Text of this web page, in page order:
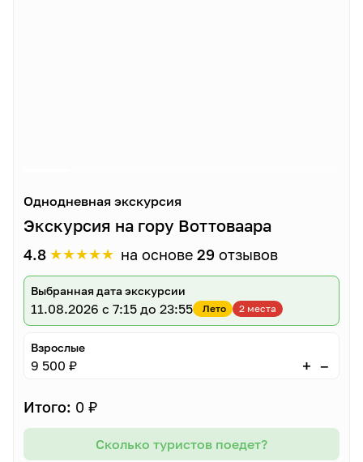
Однодневная экскурсия
Экскурсия на гору Воттоваара
4.8 ★★★★★ на основе 29 отзывов
Выбранная дата экскурсии
11.08.2026 с 7:15 до 23:55 Лето 2 места
Взрослые
9 500 ₽ + –
Итого: 0 ₽
Сколько туристов поедет?